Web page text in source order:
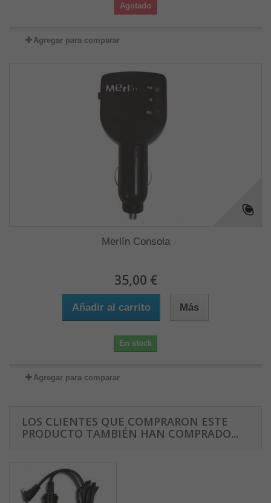
Agotado
Agregar para comparar
Merlín Consola
35,00 €
Añadir al carrito Más
En stock
Agregar para comparar
LOS CLIENTES QUE COMPRARON ESTE
PRODUCTO TAMBIÉN HAN COMPRADO...